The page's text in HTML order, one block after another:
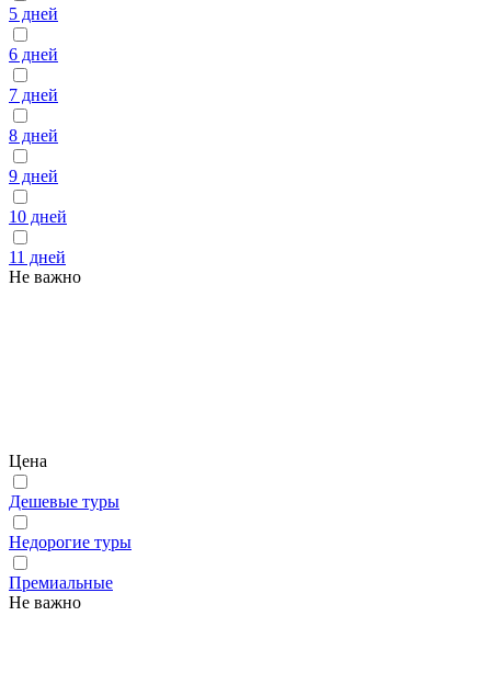
5 дней
6 дней
7 дней
8 дней
9 дней
10 дней
11 дней
Не важно
Цена
Дешевые туры
Недорогие туры
Премиальные
Не важно